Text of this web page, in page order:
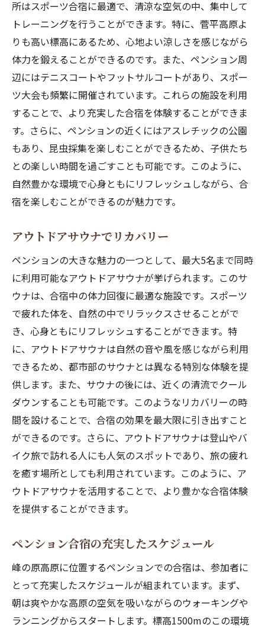
所はスポーツ合宿に最適で、清涼な空気の中、集中して
トレーニングを行うことができます。特に、菅平高原よ
りも高い標高にあるため、心地よい涼しさを感じながら
体力を鍛えることができるのです。また、ペンション周
辺にはテニスコートやフットサルコートがあり、スポー
ツ大会も頻繁に開催されています。これらの施設を利用
することで、より充実した合宿を体験することができま
す。さらに、ペンションの近くにはアスレチックの公園
もあり、昆虫採集を楽しむことができるため、子供たち
との楽しい時間を過ごすことも可能です。このように、
自然豊かな環境で心身ともにリフレッシュしながら、合
宿を楽しむことができるのが魅力です。
アウトドアサウナでリカバリー
ペンションの大きな魅力の一つとして、最大5名まで同時
に利用可能なアウトドアサウナが挙げられます。このサ
ウナは、合宿中の体力回復に最適な施設です。スポーツ
で疲れた体を、自然の中でリラックスさせることがで
き、心身ともにリフレッシュすることができます。特
に、アウトドアサウナは自然の音や風を感じながら利用
できるため、都市部のサウナとは異なる特別な体験を提
供します。また、サウナの後には、近くの清流でクール
ダウンすることも可能です。このようなリカバリーの時
間を設けることで、合宿の効果を最大限に引き出すこと
ができるのです。さらに、アウトドアサウナは登山やバ
イク旅で訪れる人にも人気のスポットであり、旅の疲れ
を癒す場所としても利用されています。このように、ア
ウトドアサウナを活用することで、より豊かな合宿体験
を提供することができます。
ペンション合宿の充実したスケジュール
峰の原高原に位置するペンションでの合宿は、参加者に
とって充実したスケジュールが組まれています。まず、
朝は爽やかな高原の空気を吸いながらのウォーキングや
ランニングからスタートします。標高1500mのこの環境